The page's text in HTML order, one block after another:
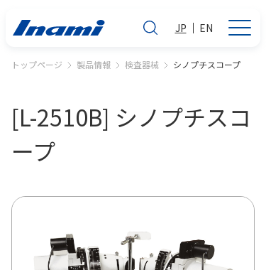
JP EN
トップページ 製品情報 検査器械 シノプチスコープ
[L-2510B] シノプチスコ
ープ